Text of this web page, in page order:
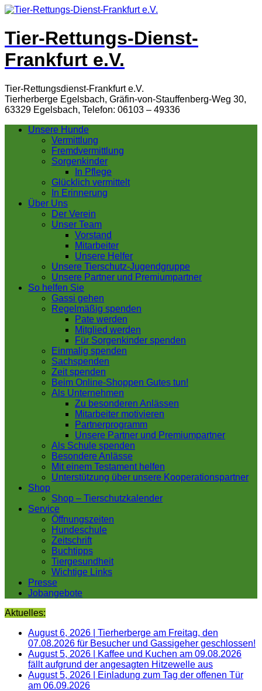
Tier-Rettungs-Dienst-
Frankfurt e.V.
Tier-Rettungsdienst-Frankfurt e.V.
Tierherberge Egelsbach, Gräfin-von-Stauffenberg-Weg 30,
63329 Egelsbach, Telefon: 06103 – 49336
Unsere Hunde
Vermittlung
Fremdvermittlung
Sorgenkinder
In Pflege
Glücklich vermittelt
In Erinnerung
Über Uns
Der Verein
Unser Team
Vorstand
Mitarbeiter
Unsere Helfer
Unsere Tierschutz-Jugendgruppe
Unsere Partner und Premiumpartner
So helfen Sie
Gassi gehen
Regelmäßig spenden
Pate werden
Mitglied werden
Für Sorgenkinder spenden
Einmalig spenden
Sachspenden
Zeit spenden
Beim Online-Shoppen Gutes tun!
Als Unternehmen
Zu besonderen Anlässen
Mitarbeiter motivieren
Partnerprogramm
Unsere Partner und Premiumpartner
Als Schule spenden
Besondere Anlässe
Mit einem Testament helfen
Unterstützung über unsere Kooperationspartner
Shop
Shop – Tierschutzkalender
Service
Öffnungszeiten
Hundeschule
Zeitschrift
Buchtipps
Tiergesundheit
Wichtige Links
Presse
Jobangebote
Aktuelles:
August 6, 2026
Tierherberge am Freitag, den
07.08.2026 für Besucher und Gassigeher geschlossen!
August 5, 2026
Kaffee und Kuchen am 09.08.2026
fällt aufgrund der angesagten Hitzewelle aus
August 5, 2026
Einladung zum Tag der offenen Tür
am 06.09.2026